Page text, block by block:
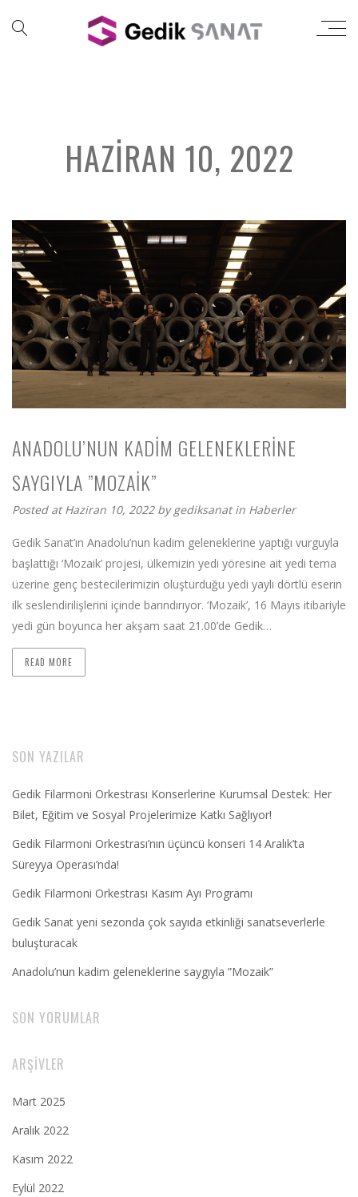
HAZIRAN 10, 2022
ANADOLU’NUN KADIM GELENEKLERINE
SAYGIYLA ”MOZAIK”
Posted at Haziran 10, 2022 bygediksanatin Haberler
Gedik Sanat’ın Anadolu’nun kadim geleneklerine yaptığı vurguyla
başlattığı ‘Mozaik’ projesi, ülkemizin yedi yöresine ait yedi tema
üzerine genç bestecilerimizin oluşturduğu yedi yaylı dörtlü eserin
ilk seslendirilişlerini içinde barındırıyor. ‘Mozaik’, 16 Mayıs itibariyle
yedi gün boyunca her akşam saat 21.00’de Gedik…
READ MORE
SON YAZILAR
Gedik Filarmoni Orkestrası Konserlerine Kurumsal Destek: Her
Bilet, Eğitim ve Sosyal Projelerimize Katkı Sağlıyor!
Gedik Filarmoni Orkestrası’nın üçüncü konseri 14 Aralık’ta
Süreyya Operası’nda!
Gedik Filarmoni Orkestrası Kasım Ayı Programı
Gedik Sanat yeni sezonda çok sayıda etkinliği sanatseverlerle
buluşturacak
Anadolu’nun kadim geleneklerine saygıyla ”Mozaik”
SON YORUMLAR
ARŞIVLER
Mart 2025
Aralık 2022
Kasım 2022
Eylül 2022